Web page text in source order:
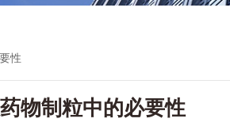
性
物制粒中的必要性